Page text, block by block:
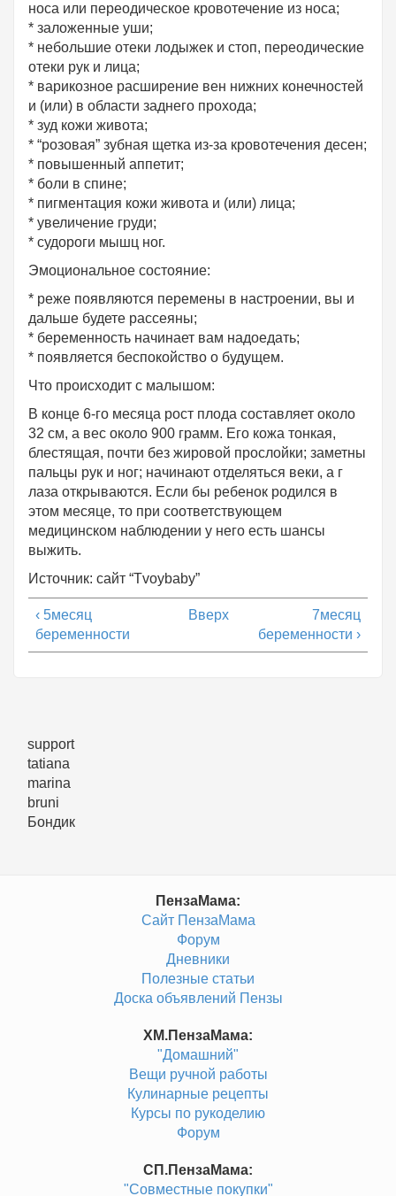
носа или переодическое кровотечение из носа;
* заложенные уши;
* небольшие отеки лодыжек и стоп, переодические
отеки рук и лица;
* варикозное расширение вен нижних конечностей
и (или) в области заднего прохода;
* зуд кожи живота;
* “розовая” зубная щетка из-за кровотечения десен;
* повышенный аппетит;
* боли в спине;
* пигментация кожи живота и (или) лица;
* увеличение груди;
* судороги мышц ног.
Эмоциональное состояние:
* реже появляются перемены в настроении, вы и
дальше будете рассеяны;
* беременность начинает вам надоедать;
* появляется беспокойство о будущем.
Что происходит с малышом:
В конце 6-го месяца рост плода составляет около
32 см, а вес около 900 грамм. Его кожа тонкая,
блестящая, почти без жировой прослойки; заметны
пальцы рук и ног; начинают отделяться веки, а г
лаза открываются. Если бы ребенок родился в
этом месяце, то при соответствующем
медицинском наблюдении у него есть шансы
выжить.
Источник: сайт “Tvoybaby”
‹ 5месяц
беременности
Вверх
7месяц
беременности ›
support
tatiana
marina
bruni
Бондик
ПензаМама:
Сайт ПензаМама
Форум
Дневники
Полезные статьи
Доска объявлений Пензы
ХМ.ПензаМама:
"Домашний"
Вещи ручной работы
Кулинарные рецепты
Курсы по рукоделию
Форум
СП.ПензаМама:
"Совместные покупки"